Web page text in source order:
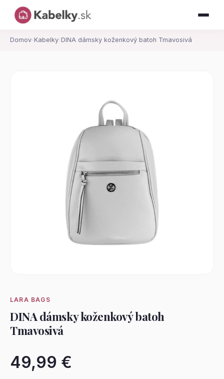
Domov› Kabelky› DINA dámsky koženkový batoh Tmavosivá
LARA BAGS
DINA dámsky koženkový batoh
Tmavosivá
49,99 €